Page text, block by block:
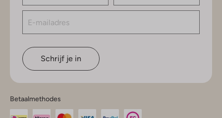
Schrijf je in
Betaalmethodes